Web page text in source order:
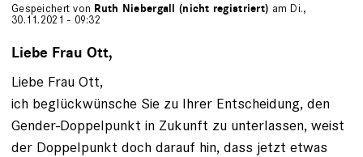
Gespeichert von Ruth Niebergall (nicht registriert) am Di.,
30.11.2021 - 09:32
Liebe Frau Ott,
Liebe Frau Ott,
ich beglückwünsche Sie zu Ihrer Entscheidung, den
Gender-Doppelpunkt in Zukunft zu unterlassen, weist
der Doppelpunkt doch darauf hin, dass jetzt etwas